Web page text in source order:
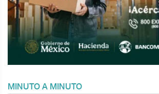
MINUTO A MINUTO